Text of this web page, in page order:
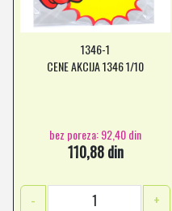
1346-1
CENE AKCIJA 1346 1/10
bez poreza: 92,40 din
110,88 din
-
+